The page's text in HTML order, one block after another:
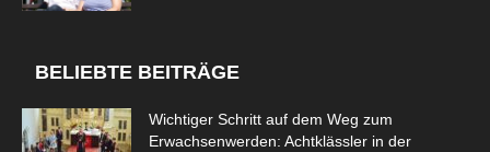
BELIEBTE BEITRÄGE
Wichtiger Schritt auf dem Weg zum
Erwachsenwerden: Achtklässler in der